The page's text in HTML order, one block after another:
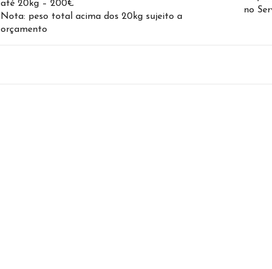
até 20kg – 200€
Nota: peso total acima dos 20kg sujeito a
orçamento
no